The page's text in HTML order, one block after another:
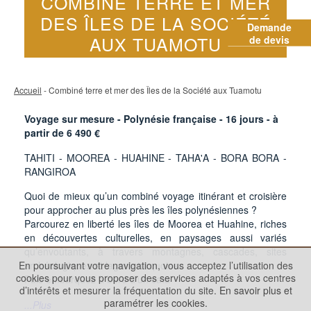
Demande
de devis
DES ÎLES DE LA SOCIÉTÉ
AUX TUAMOTU
Accueil - Combiné terre et mer des Îles de la Société aux Tuamotu
Voyage sur mesure - Polynésie française - 16 jours - à
partir de 6 490 €
TAHITI - MOOREA - HUAHINE - TAHA'A - BORA BORA -
RANGIROA
Quoi de mieux qu’un combiné voyage itinérant et croisière
pour approcher au plus près les îles polynésiennes ?
Parcourez en liberté les îles de Moorea et Huahine, riches
en découvertes culturelles, en paysages aussi variés
qu’envoûtants, à travers montagnes, cascades, sites
archéologiques et lagons turquoise.
Puis embarquez à bord d’un cata
En poursuivant votre navigation, vous acceptez l’utilisation des
cookies pour vous proposer des services adaptés à vos centres
d’intérêts et mesurer la fréquentation du site. En savoir plus et
paramétrer les cookies.